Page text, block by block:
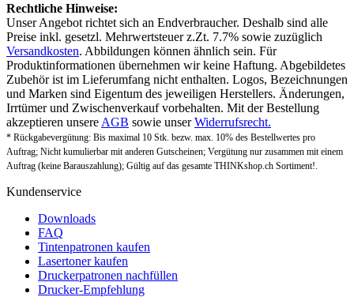
Rechtliche Hinweise:
Unser Angebot richtet sich an Endverbraucher. Deshalb sind alle
Preise inkl. gesetzl. Mehrwertsteuer z.Zt. 7.7% sowie zuzüglich
Versandkosten. Abbildungen können ähnlich sein. Für
Produktinformationen übernehmen wir keine Haftung. Abgebildetes
Zubehör ist im Lieferumfang nicht enthalten. Logos, Bezeichnungen
und Marken sind Eigentum des jeweiligen Herstellers. Änderungen,
Irrtümer und Zwischenverkauf vorbehalten. Mit der Bestellung
akzeptieren unsere AGB sowie unserWiderrufsrecht.
* Rückgabevergütung: Bis maximal 10 Stk. bezw. max. 10% des Bestellwertes pro
Auftrag; Nicht kumulierbar mit anderen Gutscheinen; Vergütung nur zusammen mit einem
Auftrag (keine Barauszahlung); Gültig auf das gesamte THINKshop.ch Sortiment!.
Kundenservice
Downloads
FAQ
Tintenpatronen kaufen
Lasertoner kaufen
Druckerpatronen nachfüllen
Drucker-Empfehlung